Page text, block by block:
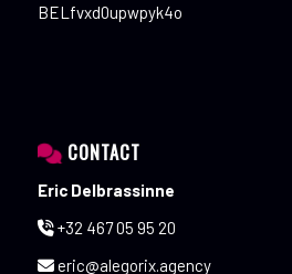
BELfvxd0upwpyk4o
CONTACT
Eric Delbrassinne
+32 467 05 95 20
eric@alegorix.agency